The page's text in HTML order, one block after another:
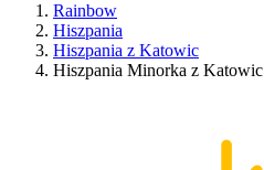
Rainbow
Hiszpania
Hiszpania z Katowic
Hiszpania Minorka z Katowic